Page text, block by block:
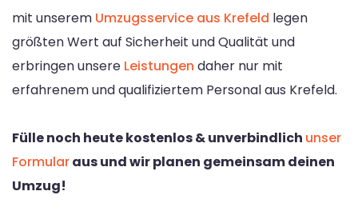
mit unserem Umzugsservice aus Krefeld legen
größten Wert auf Sicherheit und Qualität und
erbringen unsere Leistungen daher nur mit
erfahrenem und qualifiziertem Personal aus Krefeld.
Fülle noch heute kostenlos & unverbindlich unser
Formularaus und wir planen gemeinsam deinen
Umzug!